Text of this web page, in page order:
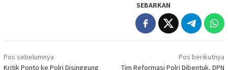
SEBARKAN
Navigasi
Pos sebelumnya
Kritik Ponto ke Polri Disinggung
Pos berikutnya
Tim Reformasi Polri Dibentuk, DPN